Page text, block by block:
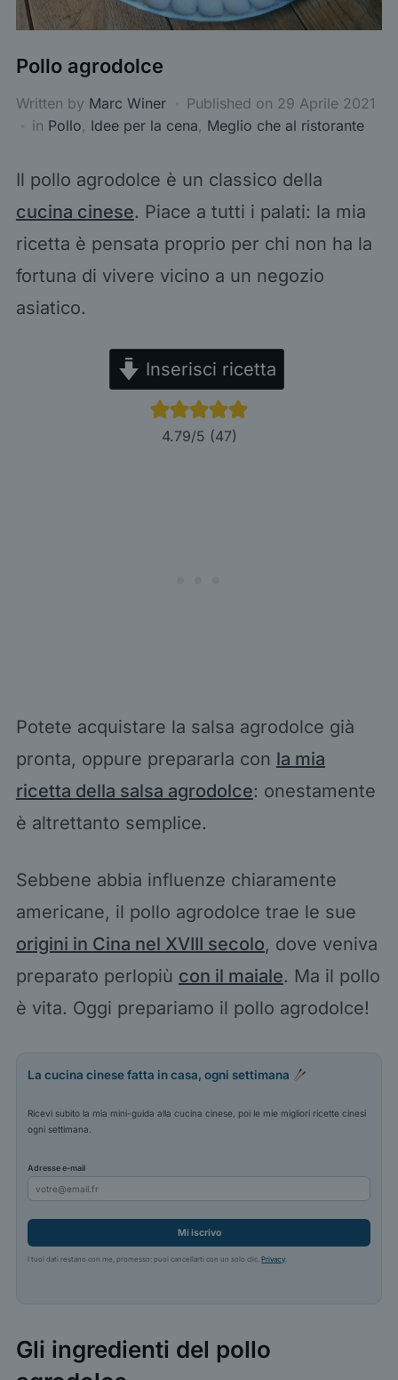
Pollo agrodolce
Written by Marc Winer Published on 29 Aprile 2021
in Pollo, Idee per la cena, Meglio che al ristorante
Il pollo agrodolce è un classico della
cucina cinese. Piace a tutti i palati: la mia
ricetta è pensata proprio per chi non ha la
fortuna di vivere vicino a un negozio
asiatico.
Inserisci ricetta
4.79/5 (47)
Potete acquistare la salsa agrodolce già
pronta, oppure prepararla con la mia
ricetta della salsa agrodolce: onestamente
è altrettanto semplice.
Sebbene abbia influenze chiaramente
americane, il pollo agrodolce trae le sue
origini in Cina nel XVIII secolo, dove veniva
preparato perlopiù con il maiale. Ma il pollo
è vita. Oggi prepariamo il pollo agrodolce!
La cucina cinese fatta in casa, ogni settimana
Ricevi subito la mia mini-guida alla cucina cinese, poi le mie migliori ricette cinesi
ogni settimana.
Adresse e-mail
Mi iscrivo
I tuoi dati restano con me, promesso: puoi cancellarti con un solo clic.Privacy.
Gli ingredienti del pollo